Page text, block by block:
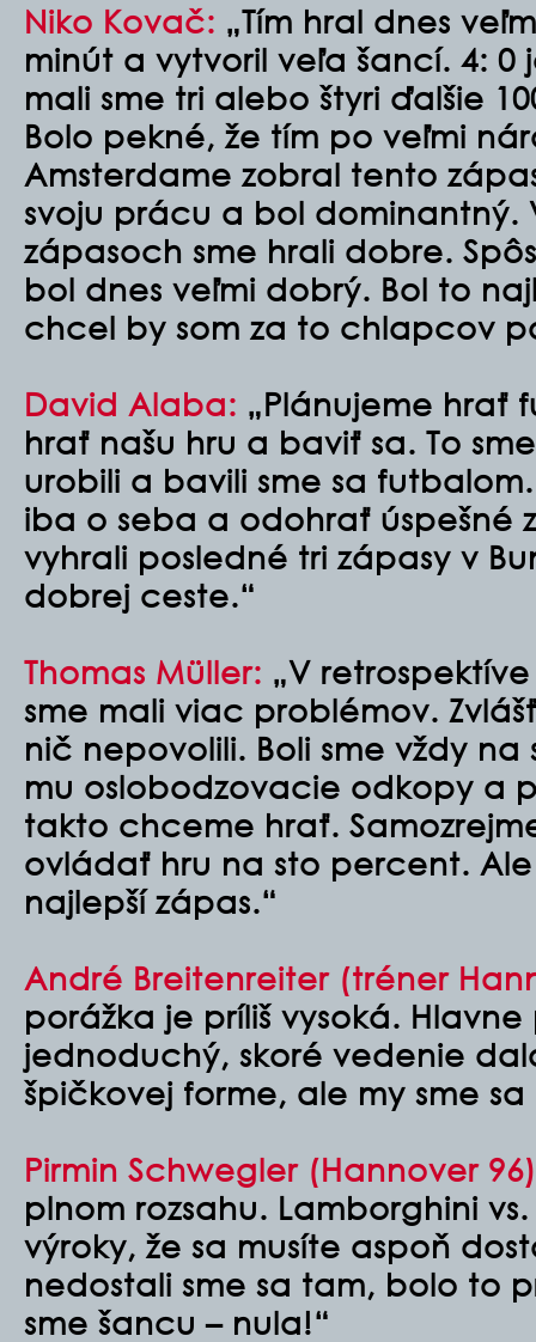
Niko Kovač: „Tím hral dnes
minút a vytvoril veľa šancí. 4: 0
mali sme tri alebo štyri ďalšie
Bolo pekné, že tím po veľmi
Amsterdame zobral tento
svoju prácu a bol dominantný.
zápasoch sme hrali dobre.
bol dnes veľmi dobrý. Bol to
chcel by som za to chlapcov
David Alaba: „Plánujeme hrať
hrať našu hru a baviť sa. To
urobili a bavili sme sa
iba o seba a odohrať úspešné
vyhrali posledné tri zápasy v
dobrej ceste.“
Thomas Müller: „V
sme mali viac problémov.
nič nepovolili. Boli sme vždy
mu oslobodzovacie odkopy a
takto chceme hrať.
ovládať hru na sto percent.
najlepší zápas.“
André Breitenreiter (tréner
porážka je príliš vysoká.
jednoduchý, skoré vedenie
špičkovej forme, ale my sme
Pirmin Schwegler (Hannover
plnom rozsahu. Lamborghini
výroky, že sa musíte aspoň
nedostali sme sa tam, bolo to
sme šancu – nula!“